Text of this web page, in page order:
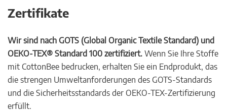
Zertifikate
Wir sind nach GOTS (Global Organic Textile Standard) und
OEKO-TEX® Standard 100 zertifiziert. Wenn Sie Ihre Stoffe
mit CottonBee bedrucken, erhalten Sie ein Endprodukt, das
die strengen Umweltanforderungen des GOTS-Standards
und die Sicherheitsstandards der OEKO-TEX-Zertifizierung
erfüllt.